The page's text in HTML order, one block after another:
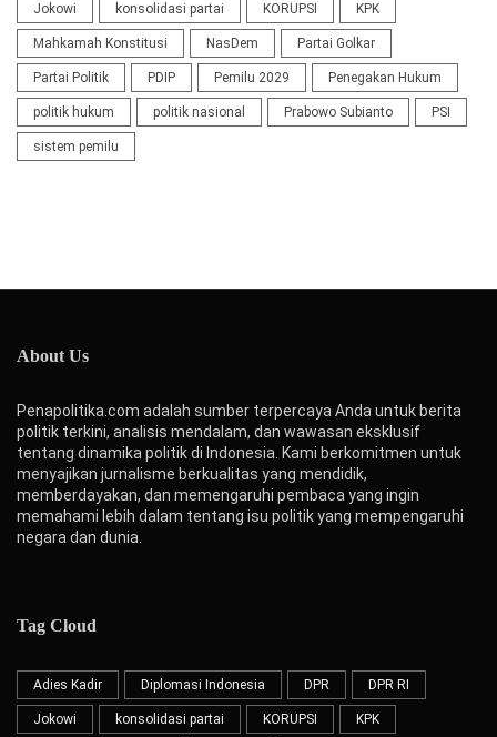
Jokowi konsolidasi partai KORUPSI KPK
Mahkamah Konstitusi NasDem Partai Golkar
Partai Politik PDIP Pemilu 2029 Penegakan Hukum
politik hukum politik nasional Prabowo Subianto PSI
sistem pemilu
About Us
Penapolitika.com adalah sumber terpercaya Anda untuk berita
politik terkini, analisis mendalam, dan wawasan eksklusif
tentang dinamika politik di Indonesia. Kami berkomitmen untuk
menyajikan jurnalisme berkualitas yang mendidik,
memberdayakan, dan memengaruhi pembaca yang ingin
memahami lebih dalam tentang isu politik yang mempengaruhi
negara dan dunia.
Tag Cloud
Adies Kadir Diplomasi Indonesia DPR DPR RI
Jokowi konsolidasi partai KORUPSI KPK